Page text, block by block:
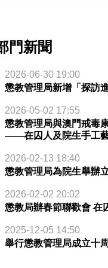
門新聞
2026-06-30 19:00
懲教管理局新增「探訪
2026-05-02 17:55
懲教管理局與澳門戒毒
——在囚人及院生手工
2026-02-13 18:40
懲教管理局為院生舉辦
2026-02-02 20:02
懲教局辦春節聯歡會 在
2025-12-05 14:50
舉行懲教管理局成立十